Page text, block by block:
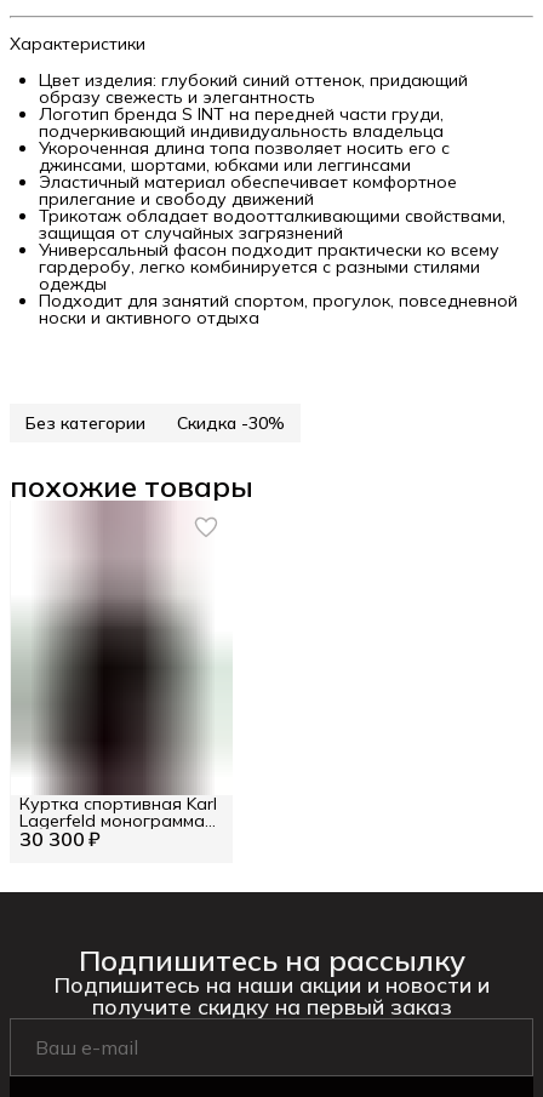
Характеристики
Цвет изделия: глубокий синий оттенок, придающий
образу свежесть и элегантность
Логотип бренда S INT на передней части груди,
подчеркивающий индивидуальность владельца
Укороченная длина топа позволяет носить его с
джинсами, шортами, юбками или леггинсами
Эластичный материал обеспечивает комфортное
прилегание и свободу движений
Трикотаж обладает водоотталкивающими свойствами,
защищая от случайных загрязнений
Универсальный фасон подходит практически ко всему
гардеробу, легко комбинируется с разными стилями
одежды
Подходит для занятий спортом, прогулок, повседневной
носки и активного отдыха
Без категории Скидка -30%
похожие товары
30 300 ₽
Куртка спортивная Karl
Lagerfeld монограмма
комбинированная
Подпишитесь на рассылку
Подпишитесь на наши акции и новости и
получите скидку на первый заказ